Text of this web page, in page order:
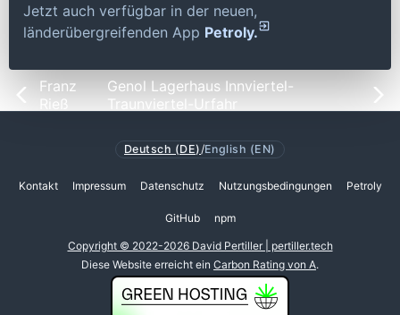
Jetzt auch verfügbar in der neuen,
länderübergreifenden App Petroly.
Franz
Rieß
Genol Lagerhaus Innviertel-
Traunviertel-Urfahr
Deutsch (DE)/English (EN)
Kontakt Impressum Datenschutz Nutzungsbedingungen Petroly
GitHub npm
Copyright © 2022-2026 David Pertiller | pertiller.tech
Diese Website erreicht ein Carbon Rating von A.